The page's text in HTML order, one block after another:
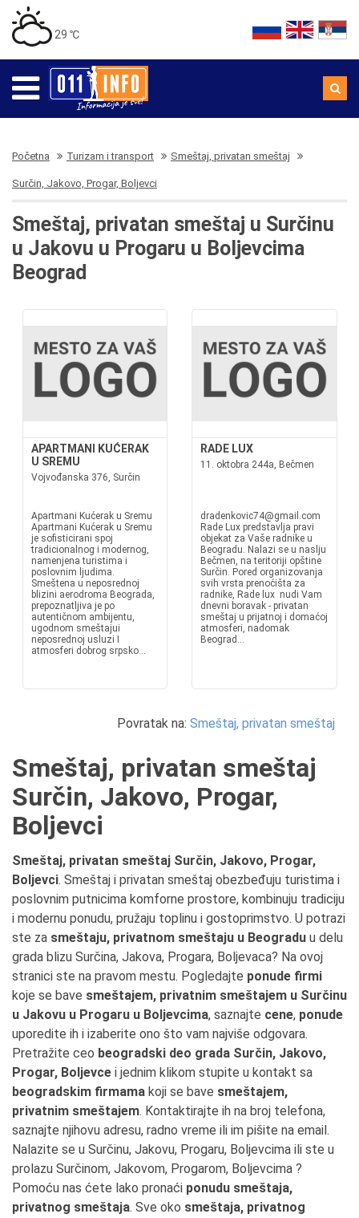
29 ℃
Početna Turizam i transport Smeštaj, privatan smeštaj
Surčin, Jakovo, Progar, Boljevci
Smeštaj, privatan smeštaj u Surčinu
u Jakovu u Progaru u Boljevcima
Beograd
APARTMANI KUĆERAK
U SREMU
Vojvođanska 376, Surčin
Apartmani Kućerak u Sremu
Apartmani Kućerak u Sremu
je sofisticirani spoj
tradicionalnog i modernog,
namenjena turistima i
poslovnim ljudima.
Smeštena u neposrednoj
blizini aerodroma Beograda,
prepoznatljiva je po
autentičnom ambijentu,
ugodnom smeštajui
neposrednoj usluzi I
atmosferi dobrog srpsko...
RADE LUX
11. oktobra 244a, Bečmen
dradenkovic74@gmail.com
Rade Lux predstavlja pravi
objekat za Vaše radnike u
Beogradu. Nalazi se u naslju
Bečmen, na teritoriji opštine
Surčin. Pored organizovanja
svih vrsta prenoćišta za
radnike, Rade lux nudi Vam
dnevni boravak - privatan
smeštaj u prijatnoj i domaćoj
atmosferi, nadomak
Beograd...
Povratak na: Smeštaj, privatan smeštaj
Smeštaj, privatan smeštaj
Surčin, Jakovo, Progar,
Boljevci
Smeštaj, privatan smeštaj Surčin, Jakovo, Progar,
Boljevci. Smeštaj i privatan smeštaj obezbeđuju turistima i
poslovnim putnicima komforne prostore, kombinuju tradiciju
i modernu ponudu, pružaju toplinu i gostoprimstvo. U potrazi
ste za smeštaju, privatnom smeštaju u Beogradu u delu
grada blizu Surčina, Jakova, Progara, Boljevaca? Na ovoj
stranici ste na pravom mestu. Pogledajte ponude firmi
koje se bave smeštajem, privatnim smeštajem u Surčinu
u Jakovu u Progaru u Boljevcima, saznajte cene, ponude
uporedite ih i izaberite ono što vam najviše odgovara.
Pretražite ceo beogradski deo grada Surčin, Jakovo,
Progar, Boljevce i jednim klikom stupite u kontakt sa
beogradskim firmama koji se bave smeštajem,
privatnim smeštajem. Kontaktirajte ih na broj telefona,
saznajte njihovu adresu, radno vreme ili im pišite na email.
Nalazite se u Surčinu, Jakovu, Progaru, Boljevcima ili ste u
prolazu Surčinom, Jakovom, Progarom, Boljevcima ?
Pomoću nas ćete lako pronaći ponudu smeštaja,
privatnog smeštaja. Sve oko smeštaja, privatnog